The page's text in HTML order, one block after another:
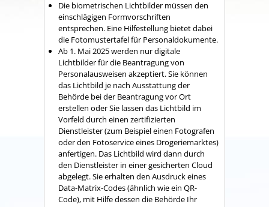
Die biometrischen Lichtbilder müssen den
einschlägigen Formvorschriften
entsprechen. Eine Hilfestellung bietet dabei
die Fotomustertafel für Personaldokumente.
Ab 1. Mai 2025 werden nur digitale
Lichtbilder für die Beantragung von
Personalausweisen akzeptiert. Sie können
das Lichtbild je nach Ausstattung der
Behörde bei der Beantragung vor Ort
erstellen oder Sie lassen das Lichtbild im
Vorfeld durch einen zertifizierten
Dienstleister (zum Beispiel einen Fotografen
oder den Fotoservice eines Drogeriemarktes)
anfertigen. Das Lichtbild wird dann durch
den Dienstleister in einer gesicherten Cloud
abgelegt.Sie erhalten den Ausdruck eines
Data-Matrix-Codes (ähnlich wie ein QR-
Code), mit Hilfe dessen die Behörde Ihr